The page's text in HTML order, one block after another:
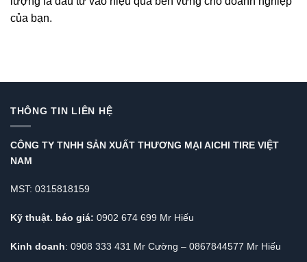
của bạn.
THÔNG TIN LIÊN HỆ
CÔNG TY TNHH SẢN XUẤT THƯƠNG MẠI AICHI TIRE VIỆT
NAM
MST: 0315818159
Kỹ thuật. báo giá: 0902 674 699 Mr Hiếu
Kinh doanh: 0908 333 431 Mr Cường – 0867844577 Mr Hiếu